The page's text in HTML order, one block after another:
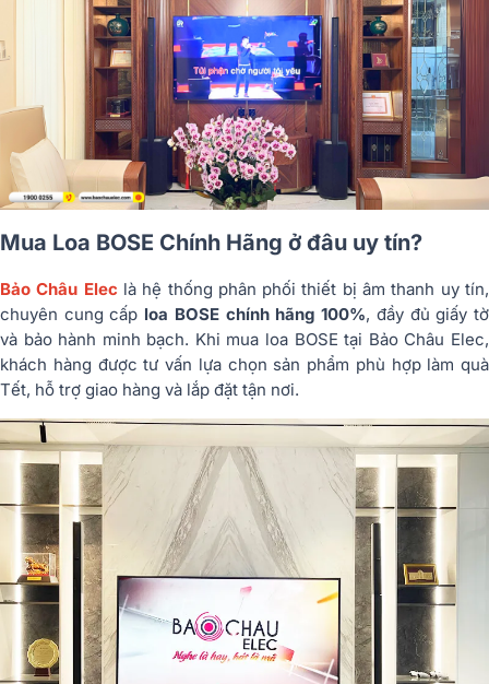
Mua Loa BOSE Chính Hãng ở đâu uy tín?
Bảo Châu Elec là hệ thống phân phối thiết bị âm thanh uy tín,
chuyên cung cấp loa BOSE chính hãng 100%, đầy đủ giấy tờ
và bảo hành minh bạch. Khi mua loa BOSE tại Bảo Châu Elec,
khách hàng được tư vấn lựa chọn sản phẩm phù hợp làm quà
Tết, hỗ trợ giao hàng và lắp đặt tận nơi.